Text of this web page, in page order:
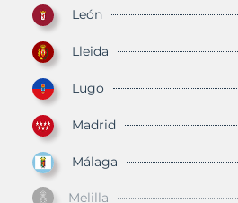
León
Lleida
Lugo
Madrid
Málaga
Melilla